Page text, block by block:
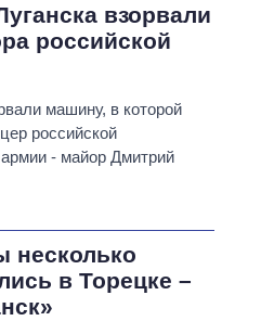
взорвали
российской
машину, в которой
российской
- майор Дмитрий
несколько
в Торецке –